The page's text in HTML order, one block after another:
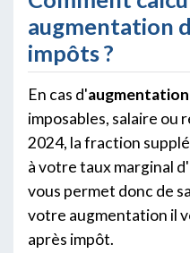
augmentation
impôts ?
En cas d'augmentation
imposables, salaire ou
2024, la fraction
à votre taux marginal
vous permet donc de
votre augmentation il
après impôt.